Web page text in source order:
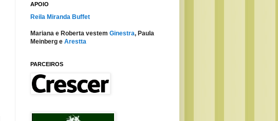
APOIO
Reila Miranda Buffet
Mariana e Roberta vestem Ginestra, Paula
Meinberg e Arestta
PARCEIROS